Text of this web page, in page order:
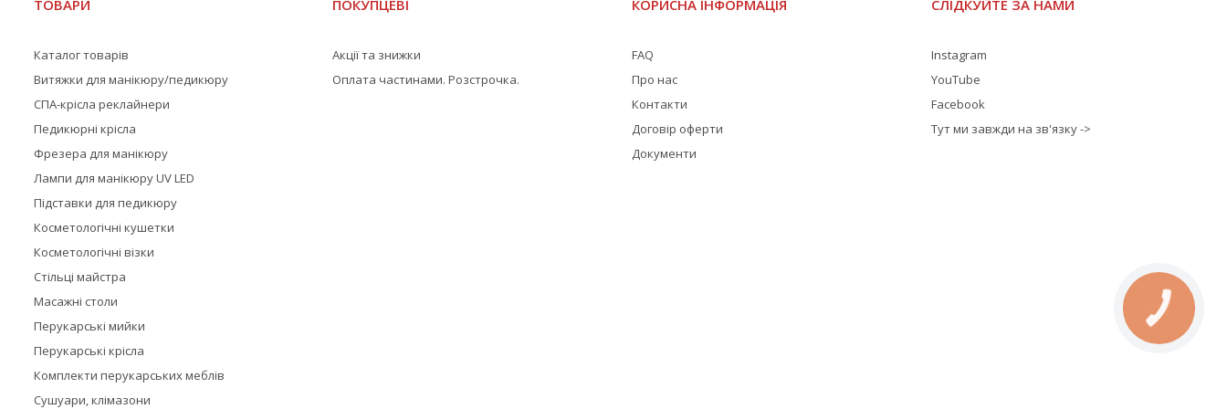
ТОВАРИ
Каталог товарів
Витяжки для манікюру/педикюру
СПА-крісла реклайнери
Педикюрні крісла
Фрезера для манікюру
Лампи для манікюру UV LED
Підставки для педикюру
Косметологічні кушетки
Косметологічні візки
Стільці майстра
Масажні столи
Перукарські мийки
Перукарські крісла
Комплекти перукарських меблів
Сушуари, клімазони
ПОКУПЦЕВІ
Акції та знижки
Оплата частинами. Розстрочка.
КОРИСНА ІНФОРМАЦІЯ
FAQ
Про нас
Контакти
Договір оферти
Документи
СЛІДКУЙТЕ ЗА НАМИ
Instagram
YouTube
Facebook
Тут ми завжди на зв'язку ->